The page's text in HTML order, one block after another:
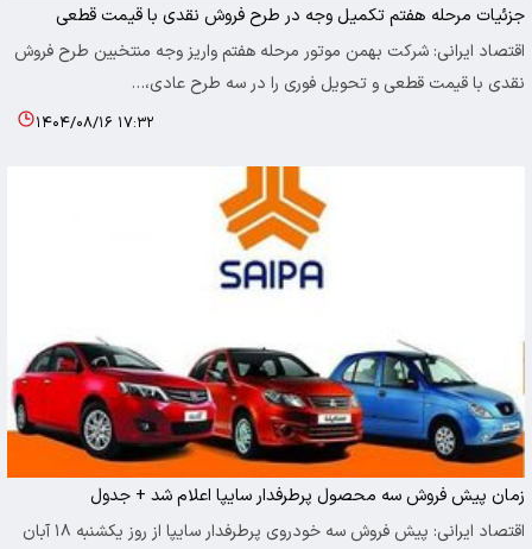
جزئیات مرحله هفتم تکمیل وجه در طرح فروش نقدی با قیمت قطعی
اقتصاد ایرانی: شرکت بهمن موتور مرحله هفتم واریز وجه منتخبین طرح فروش
نقدی با قیمت قطعی و تحویل فوری را در سه طرح عادی،…
۱۴۰۴/۰۸/۱۶ ۱۷:۳۲
زمان پیش فروش سه محصول پرطرفدار سایپا اعلام شد + جدول
اقتصاد ایرانی: پیش فروش سه خودروی پرطرفدار سایپا از روز یکشنبه ۱۸ آبان